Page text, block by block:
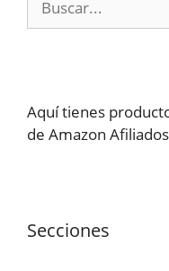
Aquí tienes
de Amazon Afiliados
Secciones